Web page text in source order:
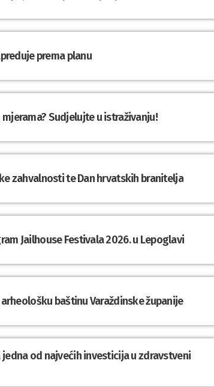
prema planu
Sudjelujte u istraživanju!
zahvalnosti te Dan hrvatskih branitelja
Jailhouse Festivala 2026. u Lepoglavi
baštinu Varaždinske županije
od najvećih investicija u zdravstveni